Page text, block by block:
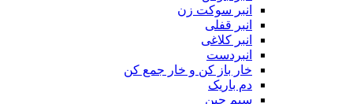
انبر سوکت زن
انبر قفلی
انبر کلاغی
انبردست
خار باز کن و خار جمع کن
دم باریک
سیم چین